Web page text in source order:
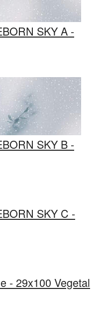
SKY A -
SKY B -
SKY C -
- 29x100 Vegetal